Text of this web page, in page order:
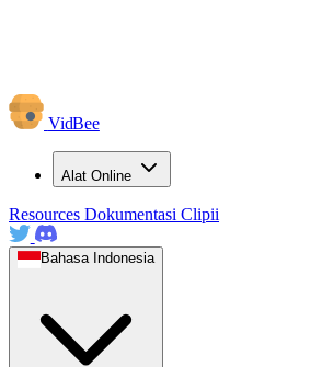
VidBee
Alat Online
Resources Dokumentasi Clipii
Bahasa Indonesia